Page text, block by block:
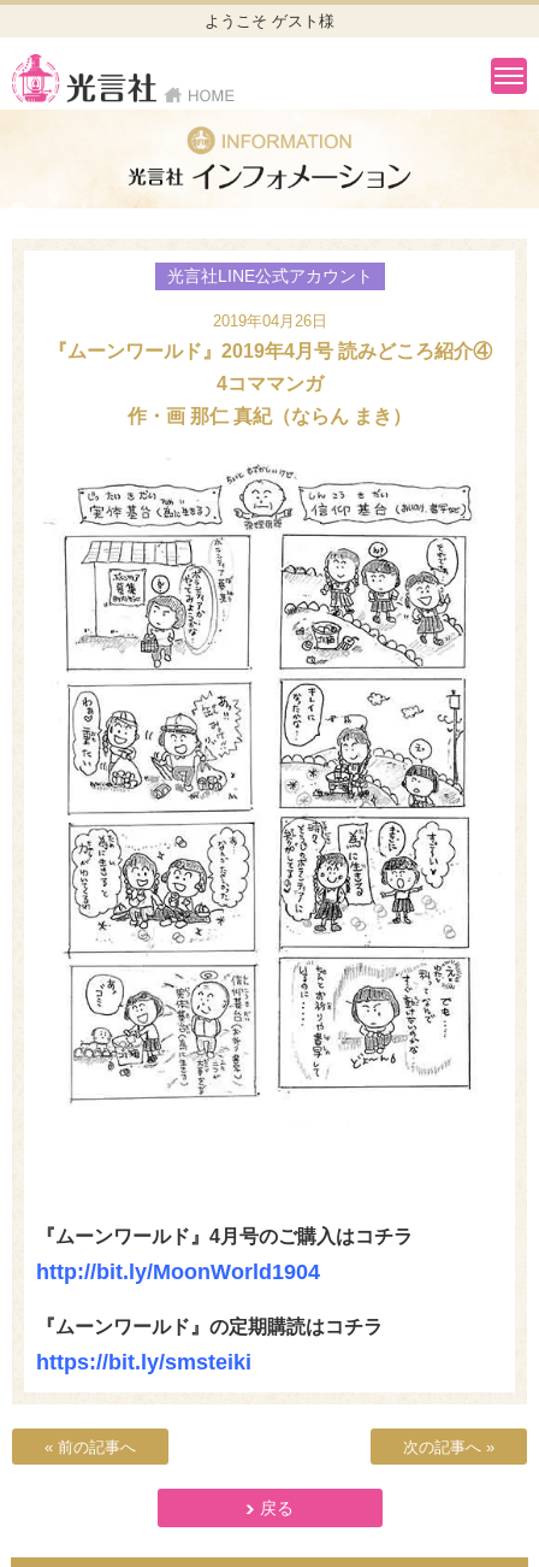
ようこそ ゲスト様
光言社LINE公式アカウント
2019年04月26日
『ムーンワールド』2019年4月号 読みどころ紹介④
4コママンガ
作・画 那仁 真紀（ならん まき）
『ムーンワールド』4月号のご購入はコチラ
http://bit.ly/MoonWorld1904
『ムーンワールド』の定期購読はコチラ
https://bit.ly/smsteiki
« 前の記事へ 次の記事へ »
戻る